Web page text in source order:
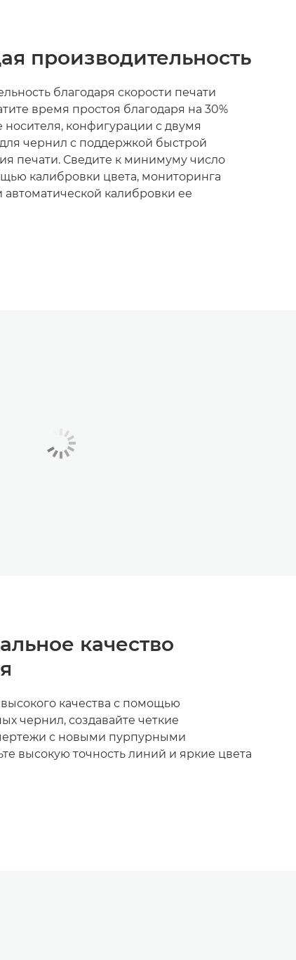
производительность
благодаря скорости печати
время простоя благодаря на 30%
конфигурации с двумя
чернил с поддержкой быстрой
печати. Сведите к минимуму число
калибровки цвета, мониторинга
калибровки ее
качество
качества с помощью
чернил, создавайте четкие
с новыми пурпурными
высокую точность линий и яркие цвета